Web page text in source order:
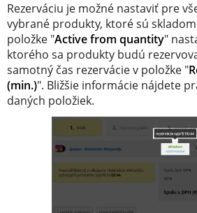
Rezerváciu je možné nastaviť pre
vybrané produkty, ktoré sú
položke "Active from quantity"
ktorého sa produkty budú
samotný čas rezervácie v položke "
(min.)". Bližšie informácie nájdete
daných položiek.